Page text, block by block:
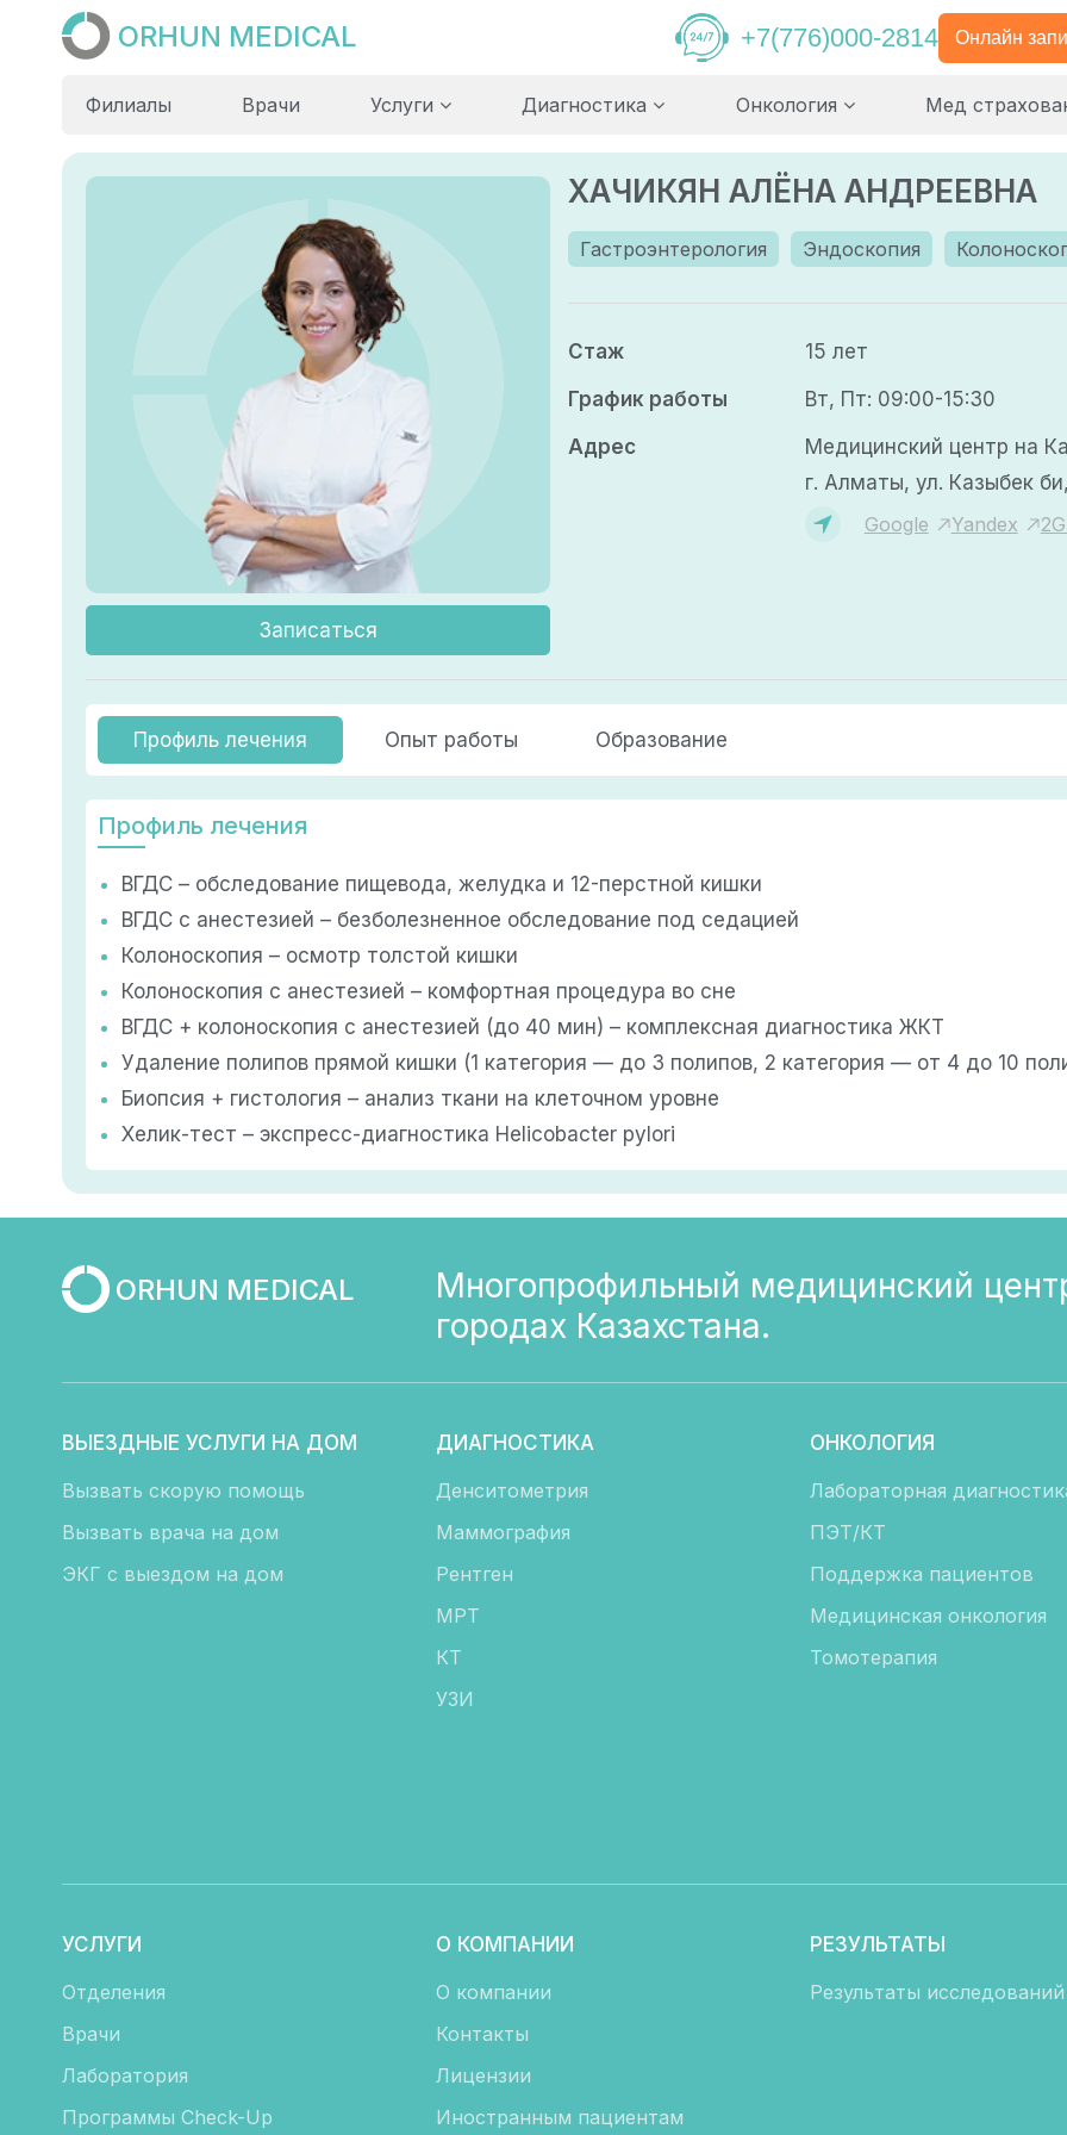
ORHUN MEDICAL +7(776)000-2814 Онлайн
Филиалы Врачи Услуги Диагностика Онкология Мед
Записаться
ХАЧИКЯН АЛЁНА АНДРЕЕВНА
Гастроэнтерология Эндоскопия
Стаж
15 лет
График работы
Вт, Пт: 09:00-15:30
Адрес
Медицинский центр на
г. Алматы, ул. Казыбек
Google
Yandex
Профиль лечения Опыт работы Образование
Профиль лечения
ВГДС – обследование пищевода, желудка и 12-перстной кишки
ВГДС с анестезией – безболезненное обследование под седацией
Колоноскопия – осмотр толстой кишки
Колоноскопия с анестезией – комфортная процедура во сне
ВГДС + колоноскопия с анестезией (до 40 мин) – комплексная диагностика ЖКТ
Удаление полипов прямой кишки (1 категория — до 3 полипов, 2 категория — от 4 до 10
Биопсия + гистология – анализ ткани на клеточном уровне
Хелик-тест – экспресс-диагностика Helicobacter pylori
ORHUN MEDICAL
Многопрофильный медицинский
городах Казахстана.
ВЫЕЗДНЫЕ УСЛУГИ НА ДОМ
Вызвать скорую помощь
Вызвать врача на дом
ЭКГ с выездом на дом
ДИАГНОСТИКА
Денситометрия
Маммография
Рентген
МРТ
КТ
УЗИ
ОНКОЛОГИЯ
Лабораторная
ПЭТ/КТ
Поддержка пациентов
Медицинская онкология
Томотерапия
УСЛУГИ
Отделения
Врачи
Лаборатория
Программы Check-Up
О КОМПАНИИ
О компании
Контакты
Лицензии
Иностранным пациентам
РЕЗУЛЬТАТЫ
Результаты исследований